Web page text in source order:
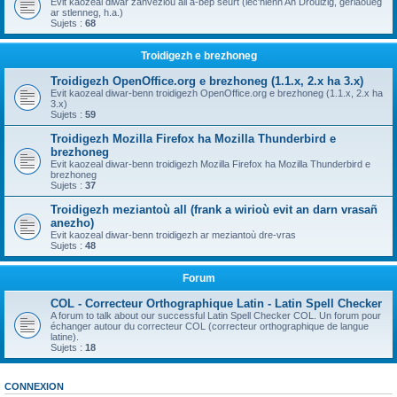
ar stlenneg, h.a.)
Sujets : 68
Troidigezh e brezhoneg
Troidigezh OpenOffice.org e brezhoneg (1.1.x, 2.x ha 3.x)
Evit kaozeal diwar-benn troidigezh OpenOffice.org e brezhoneg (1.1.x, 2.x ha
3.x)
Sujets : 59
Troidigezh Mozilla Firefox ha Mozilla Thunderbird e
brezhoneg
Evit kaozeal diwar-benn troidigezh Mozilla Firefox ha Mozilla Thunderbird e
brezhoneg
Sujets : 37
Troidigezh meziantoù all (frank a wirioù evit an darn vrasañ
anezho)
Evit kaozeal diwar-benn troidigezh ar meziantoù dre-vras
Sujets : 48
Forum
COL - Correcteur Orthographique Latin - Latin Spell Checker
A forum to talk about our successful Latin Spell Checker COL. Un forum pour
échanger autour du correcteur COL (correcteur orthographique de langue
latine).
Sujets : 18
CONNEXION